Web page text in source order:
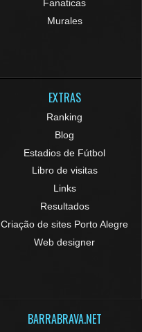
Fanaticas
Murales
EXTRAS
Ranking
Blog
Estadios de Fútbol
Libro de visitas
Links
Resultados
Criação de sites Porto Alegre
Web designer
BARRABRAVA.NET